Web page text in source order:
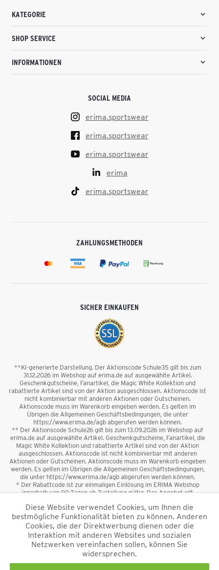
KATEGORIE
SHOP SERVICE
INFORMATIONEN
SOCIAL MEDIA
erima.sportswear
erima.sportswear
erima.sportswear
erima
erima.sportswear
ZAHLUNGSMETHODEN
SICHER EINKAUFEN
**KI-generierte Darstellung. Der Aktionscode Schule35 gilt bis zum
31.12.2026 im Webshop auf erima.de auf ausgewählte Artikel.
Geschenkgutscheine, Fanartikel, die Magic White Kollektion und
rabattierte Artikel sind von der Aktion ausgeschlossen. Aktionscode ist
nicht kombinierbar mit anderen Aktionen oder Gutscheinen.
Aktionscode muss im Warenkorb eingeben werden. Es gelten im
Übrigen die Allgemeinen Geschäftsbedingungen, die unter
https://www.erima.de/agb abgerufen werden können.
** Der Aktionscode Schule26 gilt bis zum 13.09.2026 im Webshop auf
erima.de auf ausgewählte Artikel. Geschenkgutscheine, Fanartikel, die
Magic White Kollektion und rabattierte Artikel sind von der Aktion
ausgeschlossen. Aktionscode ist nicht kombinierbar mit anderen
Aktionen oder Gutscheinen. Aktionscode muss im Warenkorb eingeben
werden. Es gelten im Übrigen die Allgemeinen Geschäftsbedingungen,
die unter https://www.erima.de/agb abgerufen werden können.
* Der Rabattcode ist zur einmaligen Einlösung im ERIMA Webshop
innerhalb von 90 Tagen ab Zustellung gültig. Das Angebot gilt
sowie Geschenkgutscheine sind vom Rabatt ausgeschlossen. Der
Rabattcode ist nicht mit anderen Aktionen oder Gutscheinen
kombinierbar. Der Mindestbestellwert beträgt 50 €
*Alle Preise verstehen sich inkl. Mehrwertsteuer und zzgl.
und ggf. Nachnahmegebühren, wenn nicht anders
beschrieben.
Diese Website verwendet Cookies, um Ihnen die
bestmögliche Funktionalität bieten zu können. Anderen
Cookies, die der Direktwerbung dienen oder die
Interaktion mit anderen Websites und sozialen
Netzwerken vereinfachen sollen, können Sie
widersprechen.